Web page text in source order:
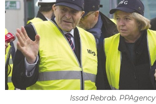
Issad Rebrab. PPAgency